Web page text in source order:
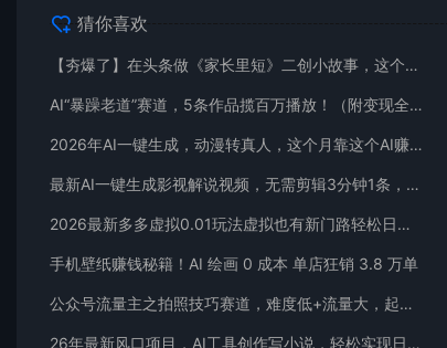
猜你喜欢
【夯爆了】在头条做《家长里短》二创小故事，这个月收益2w+
AI“暴躁老道”赛道，5条作品揽百万播放！（附变现全攻略）
2026年AI一键生成，动漫转真人，这个月靠这个AI赚了2W+
最新AI一键生成影视解说视频，无需剪辑3分钟1条，条条爆款，多平台变现日入2000+
2026最新多多虚拟0.01玩法虚拟也有新门路轻松日入2500!
手机壁纸赚钱秘籍！AI 绘画 0 成本 单店狂销 3.8 万单
公众号流量主之拍照技巧赛道，难度低+流量大，起号第一篇就爆了10w阅读！
26年最新风口项目，AI工具创作写小说，轻松实现日入1000+